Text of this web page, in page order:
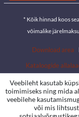
* Kõik hinnad koos
võimalike
Download area
Kataloogide
Veebileht kasutab
toimimiseks ning mida
veebilehe
või mis